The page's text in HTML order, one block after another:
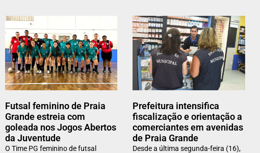
Futsal feminino de Praia
Grande estreia com
goleada nos Jogos Abertos
da Juventude
O Time PG feminino de futsal
Prefeitura intensifica
fiscalização e orientação a
comerciantes em avenidas
de Praia Grande
Desde a última segunda-feira (16),